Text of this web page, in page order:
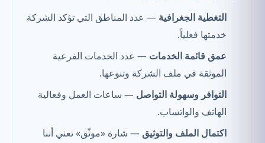
التغطية الجغرافية — عدد المناطق التي تؤكد الشركة
خدمتها فعلياً.
عمق قائمة الخدمات — عدد الخدمات الفرعية
الموثقة في ملف الشركة وتنوعها.
التوافر وسهولة التواصل — ساعات العمل وفعالية
الهاتف والواتساب.
اكتمال الملف والتوثيق — شارة «موثّق» تعني أننا